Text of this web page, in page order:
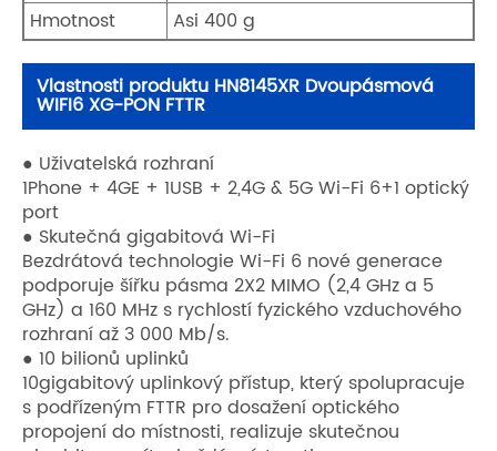
Hmotnost Asi 400 g
Vlastnosti produktu HN8145XR Dvoupásmová
WIFI6 XG-PON FTTR
● Uživatelská rozhraní
1Phone + 4GE + 1USB + 2,4G & 5G Wi-Fi 6+1 optický
port
● Skutečná gigabitová Wi-Fi
Bezdrátová technologie Wi-Fi 6 nové generace
podporuje šířku pásma 2X2 MIMO (2,4 GHz a 5
GHz) a 160 MHz s rychlostí fyzického vzduchového
rozhraní až 3 000 Mb/s.
● 10 bilionů uplinků
10gigabitový uplinkový přístup, který spolupracuje
s podřízeným FTTR pro dosažení optického
propojení do místnosti, realizuje skutečnou